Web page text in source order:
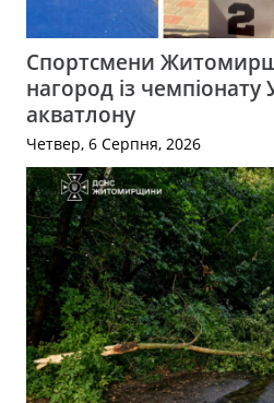
Спортсмени
нагород із чемпіонату
акватлону
Четвер, 6 Серпня, 2026